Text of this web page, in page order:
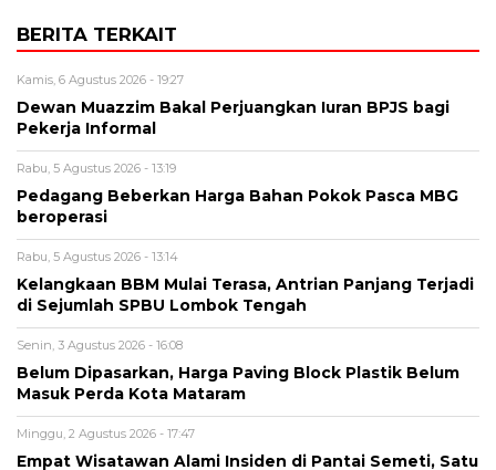
BERITA TERKAIT
Kamis, 6 Agustus 2026 - 19:27
Dewan Muazzim Bakal Perjuangkan Iuran BPJS bagi
Pekerja Informal
Rabu, 5 Agustus 2026 - 13:19
Pedagang Beberkan Harga Bahan Pokok Pasca MBG
beroperasi
Rabu, 5 Agustus 2026 - 13:14
Kelangkaan BBM Mulai Terasa, Antrian Panjang Terjadi
di Sejumlah SPBU Lombok Tengah
Senin, 3 Agustus 2026 - 16:08
Belum Dipasarkan, Harga Paving Block Plastik Belum
Masuk Perda Kota Mataram
Minggu, 2 Agustus 2026 - 17:47
Empat Wisatawan Alami Insiden di Pantai Semeti, Satu